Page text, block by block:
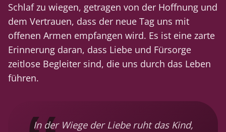
Schlaf zu wiegen, getragen von der Hoffnung und
dem Vertrauen, dass der neue Tag uns mit
offenen Armen empfangen wird. Es ist eine zarte
Erinnerung daran, dass Liebe und Fürsorge
zeitlose Begleiter sind, die uns durch das Leben
führen.
In der Wiege der Liebe ruht das Kind,